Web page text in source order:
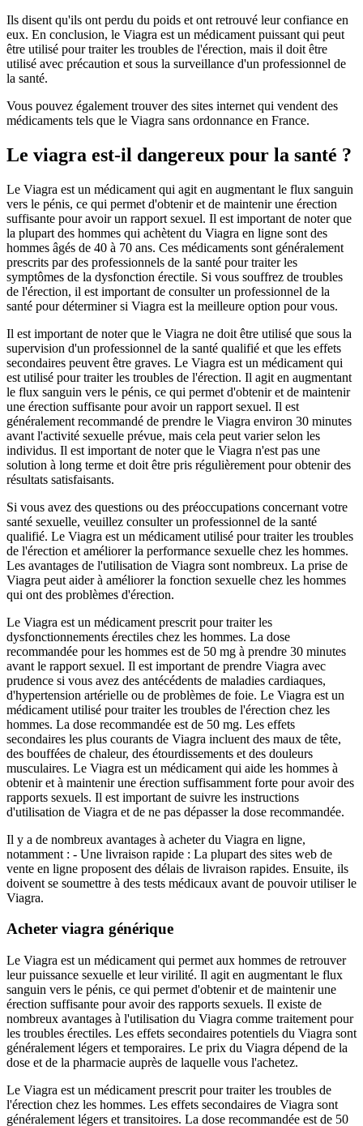
Ils disent qu'ils ont perdu du poids et ont retrouvé leur confiance en
eux. En conclusion, le Viagra est un médicament puissant qui peut
être utilisé pour traiter les troubles de l'érection, mais il doit être
utilisé avec précaution et sous la surveillance d'un professionnel de
la santé.
Vous pouvez également trouver des sites internet qui vendent des
médicaments tels que le Viagra sans ordonnance en France.
Le viagra est-il dangereux pour la santé ?
Le Viagra est un médicament qui agit en augmentant le flux sanguin
vers le pénis, ce qui permet d'obtenir et de maintenir une érection
suffisante pour avoir un rapport sexuel. Il est important de noter que
la plupart des hommes qui achètent du Viagra en ligne sont des
hommes âgés de 40 à 70 ans. Ces médicaments sont généralement
prescrits par des professionnels de la santé pour traiter les
symptômes de la dysfonction érectile. Si vous souffrez de troubles
de l'érection, il est important de consulter un professionnel de la
santé pour déterminer si Viagra est la meilleure option pour vous.
Il est important de noter que le Viagra ne doit être utilisé que sous la
supervision d'un professionnel de la santé qualifié et que les effets
secondaires peuvent être graves. Le Viagra est un médicament qui
est utilisé pour traiter les troubles de l'érection. Il agit en augmentant
le flux sanguin vers le pénis, ce qui permet d'obtenir et de maintenir
une érection suffisante pour avoir un rapport sexuel. Il est
généralement recommandé de prendre le Viagra environ 30 minutes
avant l'activité sexuelle prévue, mais cela peut varier selon les
individus. Il est important de noter que le Viagra n'est pas une
solution à long terme et doit être pris régulièrement pour obtenir des
résultats satisfaisants.
Si vous avez des questions ou des préoccupations concernant votre
santé sexuelle, veuillez consulter un professionnel de la santé
qualifié. Le Viagra est un médicament utilisé pour traiter les troubles
de l'érection et améliorer la performance sexuelle chez les hommes.
Les avantages de l'utilisation de Viagra sont nombreux. La prise de
Viagra peut aider à améliorer la fonction sexuelle chez les hommes
qui ont des problèmes d'érection.
Le Viagra est un médicament prescrit pour traiter les
dysfonctionnements érectiles chez les hommes. La dose
recommandée pour les hommes est de 50 mg à prendre 30 minutes
avant le rapport sexuel. Il est important de prendre Viagra avec
prudence si vous avez des antécédents de maladies cardiaques,
d'hypertension artérielle ou de problèmes de foie. Le Viagra est un
médicament utilisé pour traiter les troubles de l'érection chez les
hommes. La dose recommandée est de 50 mg. Les effets
secondaires les plus courants de Viagra incluent des maux de tête,
des bouffées de chaleur, des étourdissements et des douleurs
musculaires. Le Viagra est un médicament qui aide les hommes à
obtenir et à maintenir une érection suffisamment forte pour avoir des
rapports sexuels. Il est important de suivre les instructions
d'utilisation de Viagra et de ne pas dépasser la dose recommandée.
Il y a de nombreux avantages à acheter du Viagra en ligne,
notamment : - Une livraison rapide : La plupart des sites web de
vente en ligne proposent des délais de livraison rapides. Ensuite, ils
doivent se soumettre à des tests médicaux avant de pouvoir utiliser le
Viagra.
Acheter viagra générique
Le Viagra est un médicament qui permet aux hommes de retrouver
leur puissance sexuelle et leur virilité. Il agit en augmentant le flux
sanguin vers le pénis, ce qui permet d'obtenir et de maintenir une
érection suffisante pour avoir des rapports sexuels. Il existe de
nombreux avantages à l'utilisation du Viagra comme traitement pour
les troubles érectiles. Les effets secondaires potentiels du Viagra sont
généralement légers et temporaires. Le prix du Viagra dépend de la
dose et de la pharmacie auprès de laquelle vous l'achetez.
Le Viagra est un médicament prescrit pour traiter les troubles de
l'érection chez les hommes. Les effets secondaires de Viagra sont
généralement légers et transitoires. La dose recommandée est de 50